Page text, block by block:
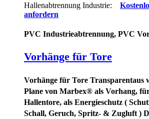
Hallenabtrennung Industrie:
anfordern
PVC Industrieabtrennung, PVC
Vorhänge für Tore
Vorhänge für Tore Transparentaus
Plane von Marbex® als Vorhang,
Hallentore, als Energieschutz (
Schall, Geruch, Spritz- & Zugluft )